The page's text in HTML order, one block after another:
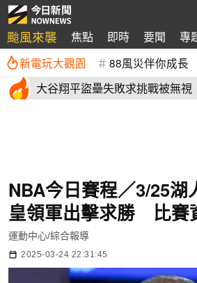
颱風來襲 焦點 即時 要聞 專
新電玩大觀園 88風災伴你成長
大谷翔平盜壘失敗求挑戰被無視
NBA今日賽程／3/25湖
皇領軍出擊求勝 比賽
運動中心/綜合報導
2025-03-24 22:31:45